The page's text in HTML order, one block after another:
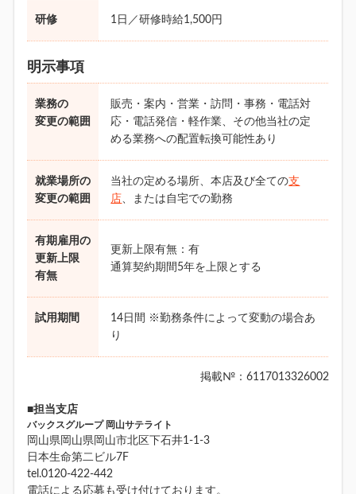
研修 1日／研修時給1,500円
明示事項
業務の
変更の範囲
販売・案内・営業・訪問・事務・電話対
応・電話発信・軽作業、その他当社の定
める業務への配置転換可能性あり
就業場所の
変更の範囲
当社の定める場所、本店及び全ての支
店、または自宅での勤務
有期雇用の
更新上限
有無
更新上限有無：有
通算契約期間5年を上限とする
試用期間
14日間 ※勤務条件によって変動の場合あ
り
掲載№：6117013326002
■担当支店
バックスグループ 岡山サテライト
岡山県岡山県岡山市北区下石井1-1-3
日本生命第二ビル7F
tel.0120-422-442
電話による応募も受け付けております。